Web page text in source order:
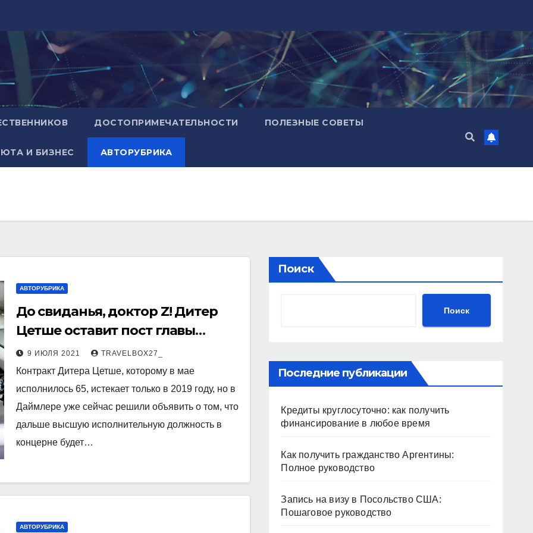
ДОСТОПРИМЕЧАТЕЛЬНОСТИ ПОЛЕЗНЫЕ СОВЕТЫ
И БИЗНЕС АВТОРУБРИКА
АВТОРУБРИКА
До свиданья, доктор Z! Дитер
Цетше оставит пост главы
концерна Daimler
9 ИЮЛЯ 2021 TRAVELBOX27_
Контракт Дитера Цетше, которому в мае
исполнилось 65, истекает только в 2019 году, но в
Даймлере уже сейчас решили объявить о том, что
дальше высшую исполнительную должность в
концерне будет…
АВТОРУБРИКА
Поиск
Поиск
Последние публикации
Кредиты круглосуточно: как получить
финансирование в любое время
Как получить гражданство Аргентины:
Полное руководство
Запись на визу в Посольство США:
Пошаговое руководство